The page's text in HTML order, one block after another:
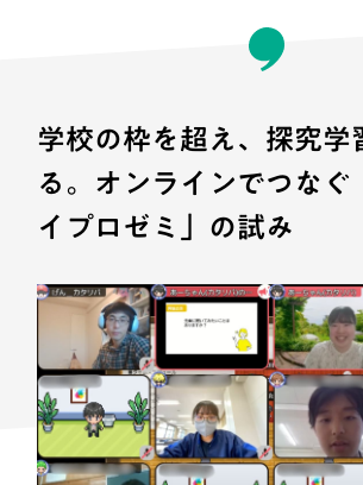
学校の枠を超え、探究学
る。オンラインでつなぐ
イプロゼミ」の試み